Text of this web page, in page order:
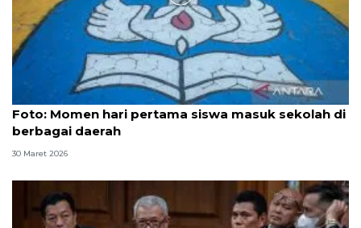
Foto: Momen hari pertama siswa masuk sekolah di
berbagai daerah
30 Maret 2026